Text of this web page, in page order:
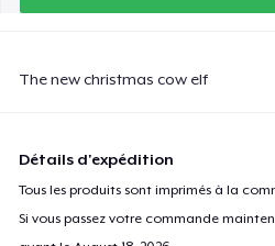
The new christmas cow elf
Détails d'expédition
Tous les produits sont imprimés à la
Si vous passez votre commande